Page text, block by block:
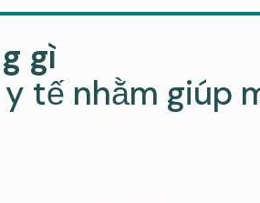
gì
tế nhằm giúp